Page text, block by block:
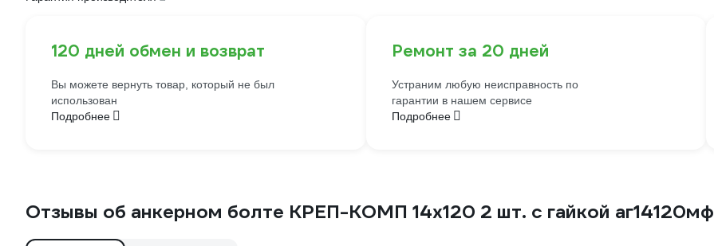
120 дней обмен и возврат
Вы можете вернуть товар, который не был
использован
Подробнее
Ремонт за 20 дней
Устраним любую неисправность по
гарантии в нашем сервисе
Подробнее
Отзывы об анкерном болте КРЕП-КОМП 14х120 2 шт. с гайкой аг14120мф